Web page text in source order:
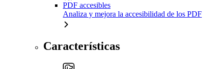
PDF accesibles
Analiza y mejora la accesibilidad de los PDF
Características